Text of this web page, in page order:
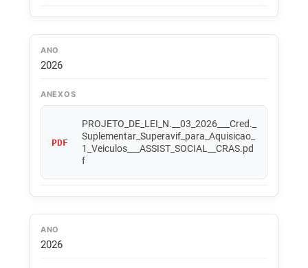
ANO
2026
ANEXOS
PDF
PROJETO_DE_LEI_N.__03_2026___Cred._
Suplementar_Superavif_para_Aquisicao_
1_Veiculos___ASSIST_SOCIAL__CRAS.pd
f
ANO
2026